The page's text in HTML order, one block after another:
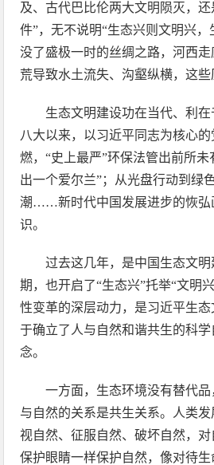
及、古代巴比伦两大文明陨灭，
件”，无不说明“生态兴则文明兴
没了盛极一时的丝绸之路，河西
荒导致水土流失、沟壑纵横，这些
生态文明建设功在当代、利
八大以来，以习近平同志为核心
燃，“史上最严”环保法管出前所
出一个爱尔兰”；从光盘行动到绿
潮……新时代中国发展进步的恢弘
识。
过去这几年，是中国生态文
期，也开启了“生态兴”托举“文明
性变革的深层动力，是习近平生
于确立了人与自然和谐共生的科
念。
一方面，生态环境没有替代
与自然的关系是共生关系。人类
视自然、征服自然、破坏自然，
保护眼睛一样保护自然，像对待生